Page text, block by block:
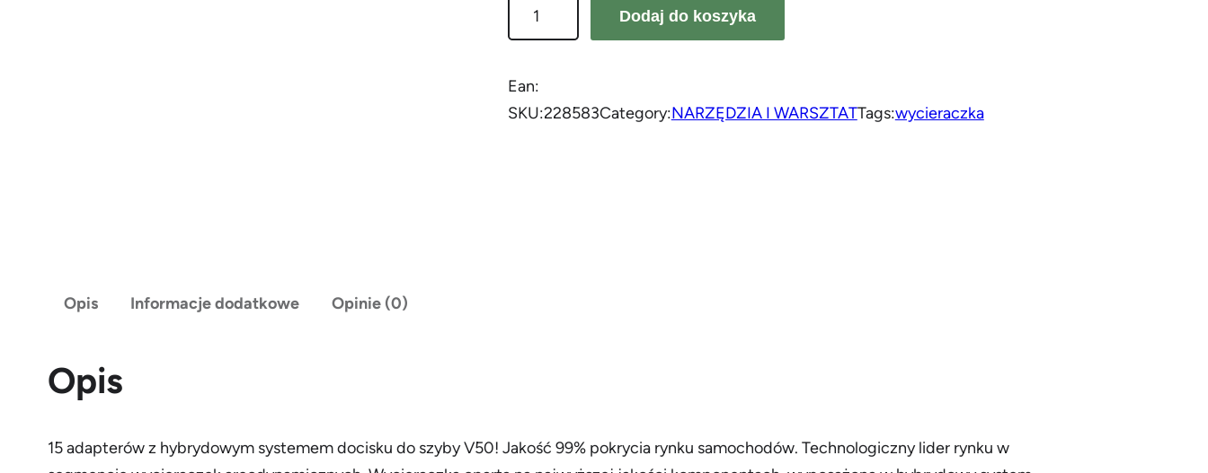
l
ś
ć
Dodaj do koszyka
Ean:
SKU:228583Category:NARZĘDZIA I WARSZTATTags:wycieraczka
Opis Informacje dodatkowe Opinie (0)
Opis
15 adapterów z hybrydowym systemem docisku do szyby V50! Jakość 99% pokrycia rynku samochodów. Technologiczny lider rynku w